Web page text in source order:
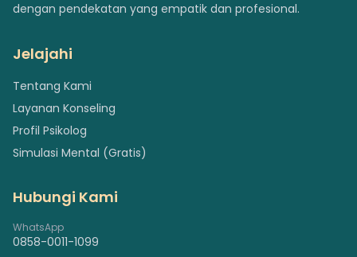
dengan pendekatan yang empatik dan profesional.
Jelajahi
Tentang Kami
Layanan Konseling
Profil Psikolog
Simulasi Mental (Gratis)
Hubungi Kami
WhatsApp
0858-0011-1099